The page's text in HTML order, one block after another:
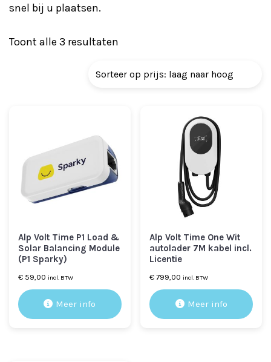
snel bij u plaatsen.
Toont alle 3 resultaten
prijs:
Alp Volt Time P1 Load &
Solar Balancing Module
(P1 Sparky)
€ 59,00 incl. BTW
Meer info
Alp Volt Time One Wit
autolader 7M kabel incl.
Licentie
€ 799,00 incl. BTW
Meer info